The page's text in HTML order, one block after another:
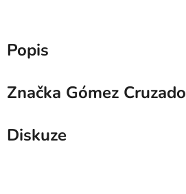
Popis
Značka Gómez Cruzado
Diskuze